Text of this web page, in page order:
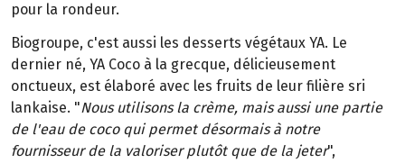
pour la rondeur.
Biogroupe, c'est aussi les desserts végétaux YA. Le
dernier né, YA Coco à la grecque, délicieusement
onctueux, est élaboré avec les fruits de leur filière sri
lankaise. "Nous utilisons la crème, mais aussi une partie
de l'eau de coco qui permet désormais à notre
fournisseur de la valoriser plutôt que de la jeter",